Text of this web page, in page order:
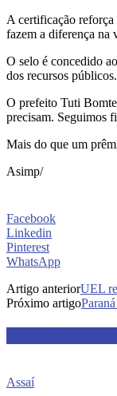
A certificação reforça
fazem a diferença na
O selo é concedido
dos recursos públicos.
O prefeito Tuti
precisam. Seguimos
Mais do que um
Asimp/
Facebook
Linkedin
Pinterest
WhatsApp
Artigo anteriorUEL
Próximo artigo
Assaí